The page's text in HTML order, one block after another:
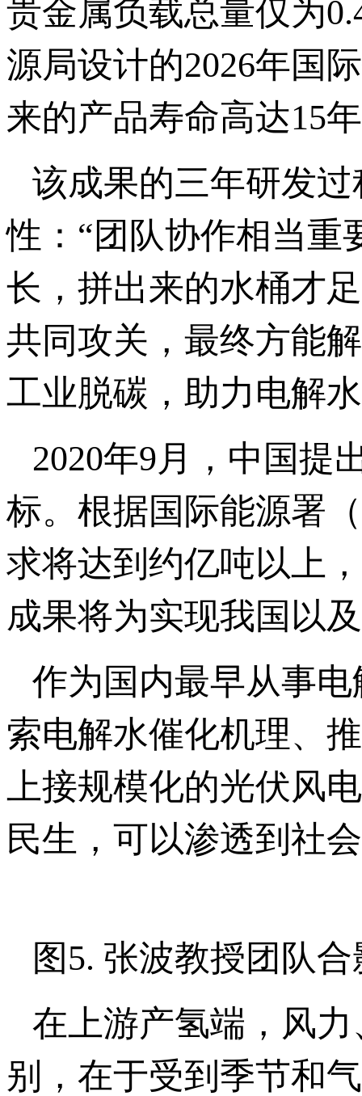
贵金属负载总量仅为
源局设计的2026年国
来的产品寿命高达15
该成果的三年研发
性：“团队协作相当重
长，拼出来的水桶才
共同攻关，最终方能
工业脱碳，助力电解
2020年9月，中国提
标。根据国际能源署
求将达到约亿吨以上
成果将为实现我国以
作为国内最早从事
索电解水催化机理、
上接规模化的光伏风
民生，可以渗透到社
图5. 张波教授团队合
在上游产氢端，风
别，在于受到季节和